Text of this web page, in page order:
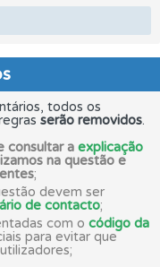
todos os
serão removidos.
consultar a explicação
na questão e
;
devem ser
de contacto;
com o código da
para evitar que